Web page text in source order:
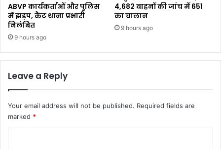
ABVP कार्यकर्ताओं और पुलिस
में झड़प, कैंट थाना प्रभारी
निलंबित
9 hours ago
4,682 वाहनों की जांच में 651
का चालान
9 hours ago
Leave a Reply
Your email address will not be published. Required fields are
marked *